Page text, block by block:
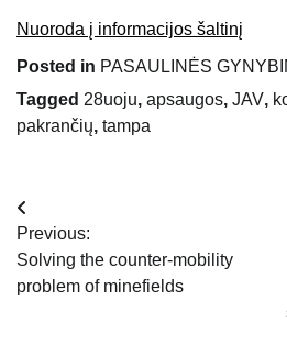
Nuoroda į informacijos šaltinį
Posted in PASAULINĖS
Tagged 28uoju, apsaugos, JAV,
pakrančių, tampa
Navigacija
tarp
įrašų
Previous:
Solving the counter-mobility
problem of minefields